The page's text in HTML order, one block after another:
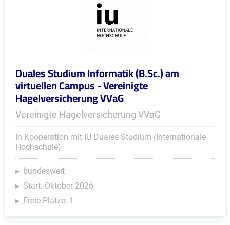
Duales Studium Informatik (B.Sc.) am
virtuellen Campus - Vereinigte
Hagelversicherung VVaG
Vereinigte Hagelversicherung VVaG
In Kooperation mit IU Duales Studium (Internationale
Hochschule)
bundesweit
Start: Oktober 2026
Freie Plätze: 1